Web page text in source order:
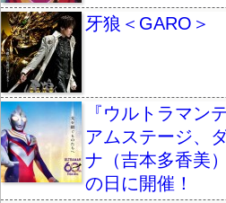
牙狼＜GARO＞
『ウルトラマン
アムステージ、
ナ（吉本多香美
の日に開催！